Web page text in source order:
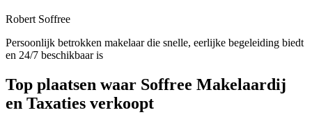
Robert Soffree
Persoonlijk betrokken makelaar die snelle, eerlijke begeleiding biedt
en 24/7 beschikbaar is
Top plaatsen waar Soffree Makelaardij
en Taxaties verkoopt